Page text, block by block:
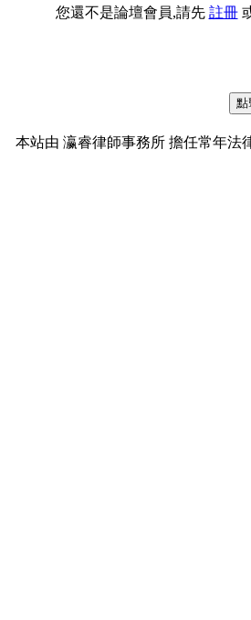
您還不是論壇會員,請先 註冊
本站由 瀛睿律師事務所 擔任常年法